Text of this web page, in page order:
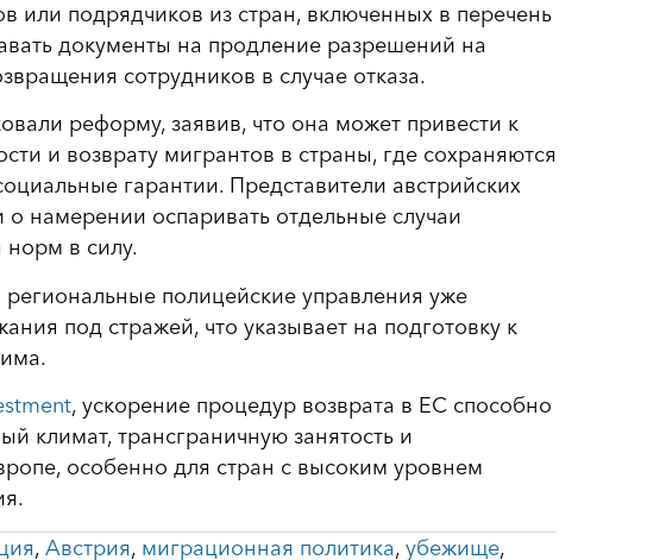
подрядчиков из стран, включенных в перечень
документы на продление разрешений на
сотрудников в случае отказа.
реформу, заявив, что она может привести к
и возврату мигрантов в страны, где сохраняются
гарантии. Представители австрийских
намерении оспаривать отдельные случаи
норм в силу.
полицейские управления уже
под стражей, что указывает на подготовку к
, ускорение процедур возврата в ЕС способно
климат, трансграничную занятость и
особенно для стран с высоким уровнем
, Австрия, миграционная политика, убежище,